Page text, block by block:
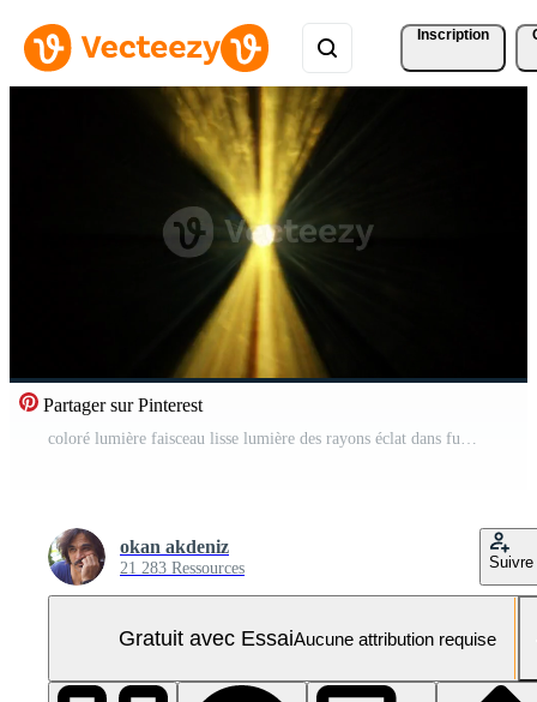
Inscription
Partager sur Pinterest
coloré lumière faisceau lisse lumière des rayons éclat dans fumée foncé Contexte Vidéo Pro
okan akdeniz
21 283 Ressources Suivre
Gratuit avec EssaiAucune attribution requise